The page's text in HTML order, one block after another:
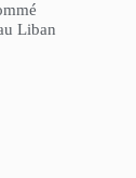
Liban